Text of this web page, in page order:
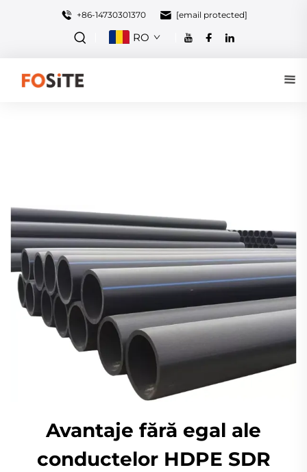
+86-14730301370 [email protected]
RO
Avantaje fără egal ale
conductelor HDPE SDR